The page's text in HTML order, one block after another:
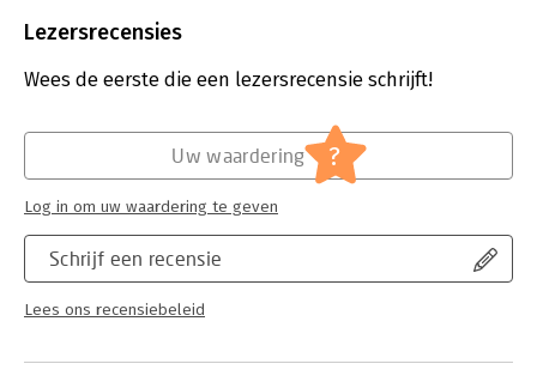
vaardigheden van een vitaal leider
Klaas Koster in hun boek ‘Vitaal
Lezersrecensies
Wees de eerste die een lezersrecensie schrijft!
Schrijf een recensie
Lees ons recensiebeleid
Uw waardering ?
Log in om uw waardering te geven